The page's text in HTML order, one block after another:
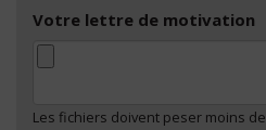
Votre lettre de motivation
Les fichiers doivent peser moins de